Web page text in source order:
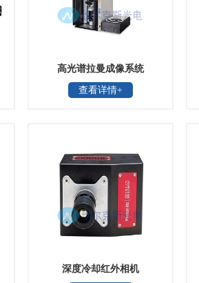
高光谱拉曼成像系统
查看详情+
深度冷却红外相机